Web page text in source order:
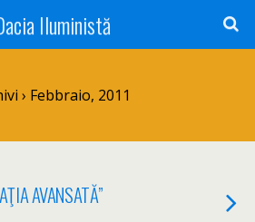
Iluministă
› Febbraio, 2011
AVANSATĂ”